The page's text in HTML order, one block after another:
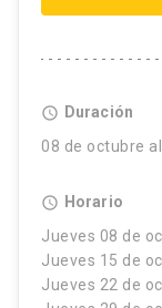
access_time Duración
08 de octubre
access_time Horario
Jueves 08 de
Jueves 15 de
Jueves 22 de